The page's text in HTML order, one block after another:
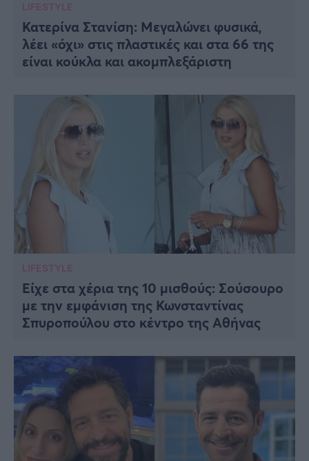
LIFESTYLE
Κατερίνα Στανίση: Μεγαλώνει φυσικά,
λέει «όχι» στις πλαστικές και στα 66 της
είναι κούκλα και ακομπλεξάριστη
LIFESTYLE
Είχε στα χέρια της 10 μισθούς: Σούσουρο
με την εμφάνιση της Κωνσταντίνας
Σπυροπούλου στο κέντρο της Αθήνας